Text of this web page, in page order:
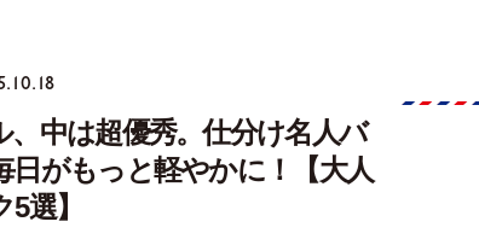
、中は超優秀。仕分け名人バ
日がもっと軽やかに！【大人
選】